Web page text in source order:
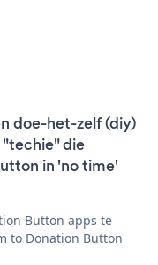
doe-het-zelf (diy)
die
in 'no time'
Button apps te
to Donation Button